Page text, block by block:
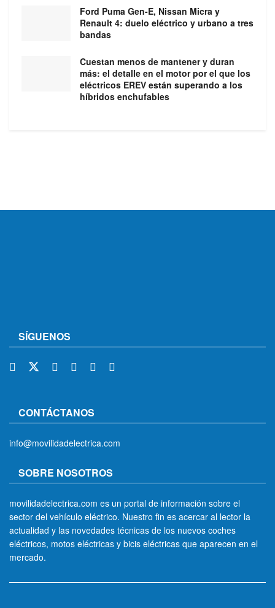
Ford Puma Gen-E, Nissan Micra y
Renault 4: duelo eléctrico y urbano a tres
bandas
Cuestan menos de mantener y duran
más: el detalle en el motor por el que los
eléctricos EREV están superando a los
híbridos enchufables
SÍGUENOS
CONTÁCTANOS
info@movilidadelectrica.com
SOBRE NOSOTROS
movilidadelectrica.com es un portal de información sobre el
sector del vehículo eléctrico. Nuestro fin es acercar al lector la
actualidad y las novedades técnicas de los nuevos coches
eléctricos, motos eléctricas y bicis eléctricas que aparecen en el
mercado.